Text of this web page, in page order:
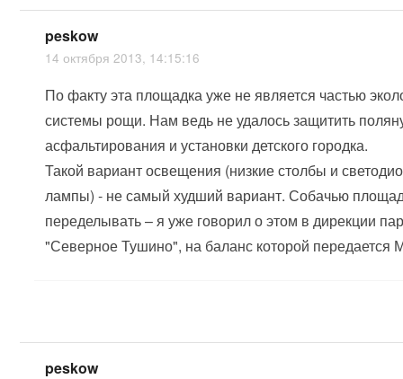
peskow
14 октября 2013, 14:15:16
По факту эта площадка уже не является частью
системы рощи. Нам ведь не удалось защитить
асфальтирования и установки детского городка.
Такой вариант освещения (низкие столбы и
лампы) - не самый худший вариант. Собачью
переделывать – я уже говорил о этом в дирекции
"Северное Тушино", на баланс которой передается
peskow